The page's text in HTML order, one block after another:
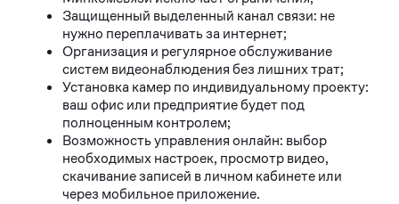
Защищенный выделенный канал связи: не
нужно переплачивать за интернет;
Организация и регулярное обслуживание
систем видеонаблюдения без лишних трат;
Установка камер по индивидуальному проекту:
ваш офис или предприятие будет под
полноценным контролем;
Возможность управления онлайн: выбор
необходимых настроек, просмотр видео,
скачивание записей в личном кабинете или
через мобильное приложение.